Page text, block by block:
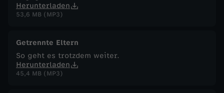
Herunterladen
53,6 MB (MP3)
Getrennte Eltern
So geht es trotzdem weiter.
Herunterladen
45,4 MB (MP3)